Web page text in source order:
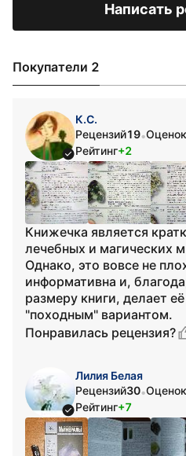
Написать
Покупатели 2
К.С.
Рецензий19•Оценок
Рейтинг+2
Книжечка является
лечебных и магических
Однако, это вовсе не
информативна и,
размеру книги, делает
"походным" вариантом.
Понравилась рецензия?
Лилия Белая
Рецензий30•Оценок
Рейтинг+7